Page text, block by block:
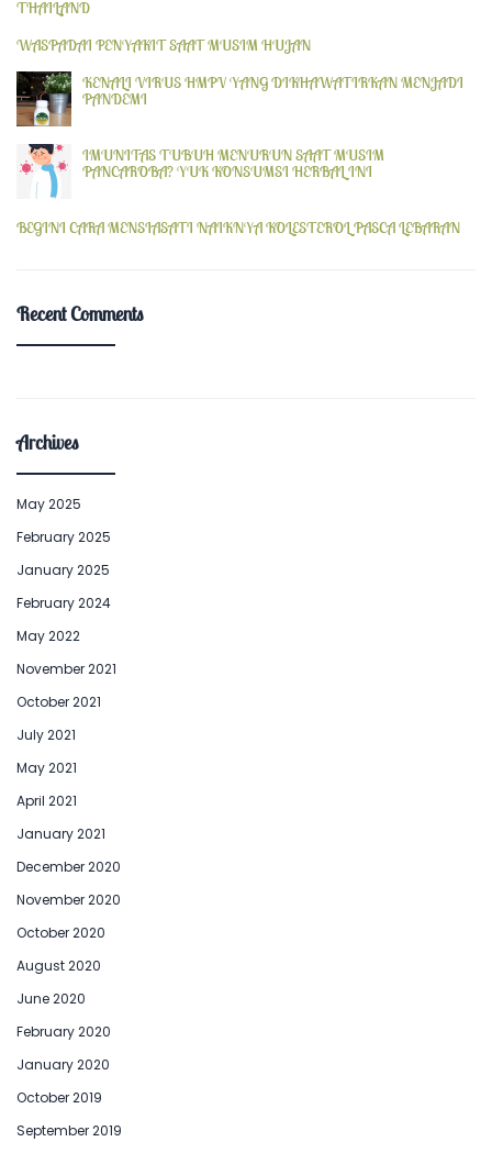
THAILAND
WASPADAI PENYAKIT SAAT MUSIM HUJAN
KENALI VIRUS HMPV YANG DIKHAWATIRKAN MENJADI
PANDEMI
IMUNITAS TUBUH MENURUN SAAT MUSIM
PANCAROBA? YUK KONSUMSI HERBAL INI
BEGINI CARA MENSIASATI NAIKNYA KOLESTEROL PASCA LEBARAN
Recent Comments
Archives
May 2025
February 2025
January 2025
February 2024
May 2022
November 2021
October 2021
July 2021
May 2021
April 2021
January 2021
December 2020
November 2020
October 2020
August 2020
June 2020
February 2020
January 2020
October 2019
September 2019